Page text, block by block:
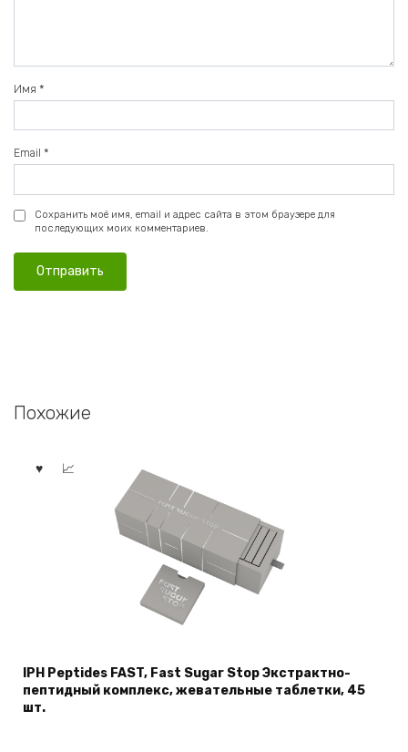
Имя *
Email *
Сохранить моё имя, email и адрес сайта в этом браузере для
последующих моих комментариев.
Похожие
IPH Peptides FAST, Fast Sugar Stop Экстрактно-
пептидный комплекс, жевательные таблетки, 45
шт.